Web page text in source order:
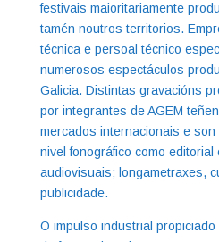
festivais maioritariamente
tamén noutros territorios.
técnica e persoal técnico
numerosos espectáculos
Galicia. Distintas gravacións
por integrantes de AGEM
mercados internacionais e
nivel fonográfico como editorial
audiovisuais; longametraxes,
publicidade.
O impulso industrial propiciado